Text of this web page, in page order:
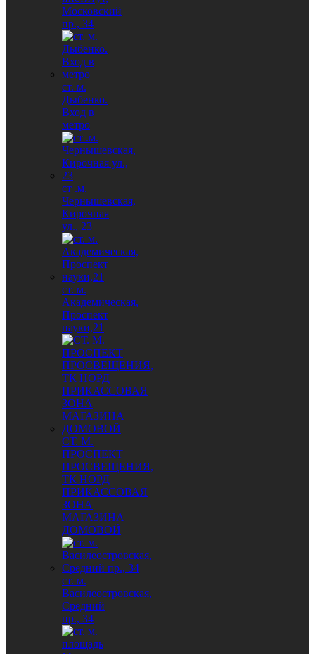
Московский
пр., 34
ст. м.
Дыбенко.
Вход в
метро
ст .м.
Чернышевская,
Кирочная
ул., 23
ст. м.
Академическая,
Проспект
науки,21
СТ. М.
ПРОСПЕКТ
ПРОСВЕЩЕНИЯ,
ТК НОРД
ПРИКАССОВАЯ
ЗОНА
МАГАЗИНА
ДОМОВОЙ
ст. м.
Василеостровская,
Средний
пр., 34